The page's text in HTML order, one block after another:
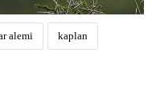
alemi kaplan